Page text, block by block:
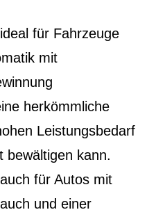
für Fahrzeuge
mit
herkömmliche
Leistungsbedarf
bewältigen kann.
für Autos mit
und einer